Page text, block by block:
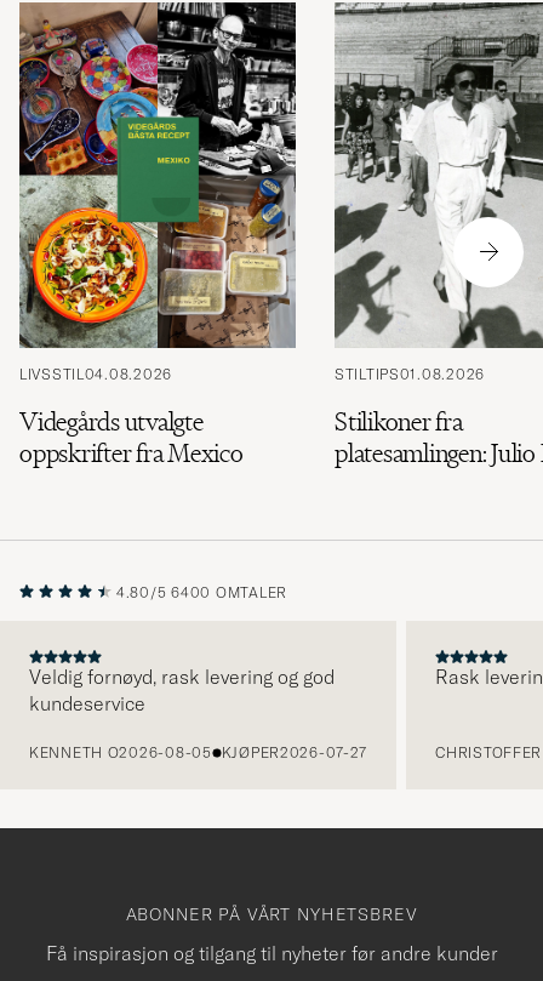
et
mer
utvalg
deg.
LIVSSTIL04.08.2026
Videgårds utvalgte
oppskrifter fra Mexico
STILTIPS01.08.2026
Stilikoner fra
platesamlingen: Julio
4.80/5 6400 OMTALER
Veldig fornøyd, rask levering og god
kundeservice
KENNETH O2026-08-05 KJØPER2026-07-27
Rask
ABONNER PÅ VÅRT NYHETSBREV
Få inspirasjon og tilgang til nyheter før andre kunder